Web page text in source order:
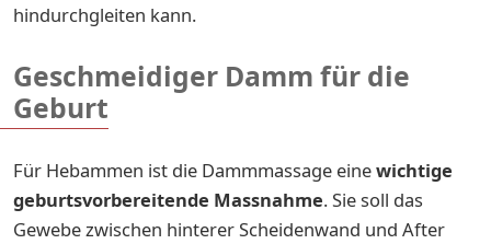
hindurchgleiten kann.
Geschmeidiger Damm für die
Geburt
Für Hebammen ist die Dammmassage einewichtige
geburtsvorbereitende Massnahme. Sie soll das
Gewebe zwischen hinterer Scheidenwand und After